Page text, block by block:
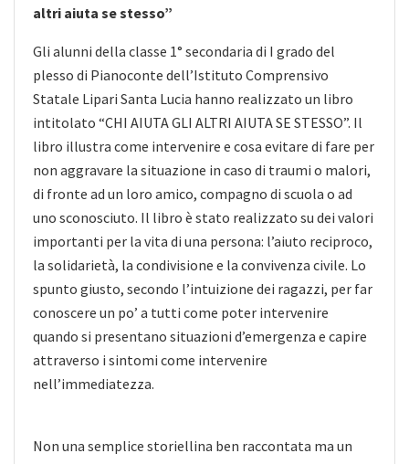
altri aiuta se stesso”
Gli alunni della classe 1° secondaria di I grado del
plesso di Pianoconte dell’Istituto Comprensivo
Statale Lipari Santa Lucia hanno realizzato un libro
intitolato “CHI AIUTA GLI ALTRI AIUTA SE STESSO”. Il
libro illustra come intervenire e cosa evitare di fare per
non aggravare la situazione in caso di traumi o malori,
di fronte ad un loro amico, compagno di scuola o ad
uno sconosciuto. Il libro è stato realizzato su dei valori
importanti per la vita di una persona: l’aiuto reciproco,
la solidarietà, la condivisione e la convivenza civile. Lo
spunto giusto, secondo l’intuizione dei ragazzi, per far
conoscere un po’ a tutti come poter intervenire
quando si presentano situazioni d’emergenza e capire
attraverso i sintomi come intervenire
nell’immediatezza.
Non una semplice storiellina ben raccontata ma un